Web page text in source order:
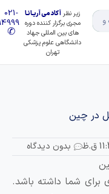
زیر نظرآکادمی آریـانـا
مجری برگزار کننده دوره
های بین المللی جهاد
دانشگاهی علوم پزشکی
021-
91494999
✆
چین
بدون دیدگاه
شما داشته باشد.